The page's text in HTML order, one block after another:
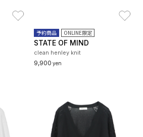
予約商品 ONLINE限定
STATE OF MIND
clean henley knit
9,900 yen